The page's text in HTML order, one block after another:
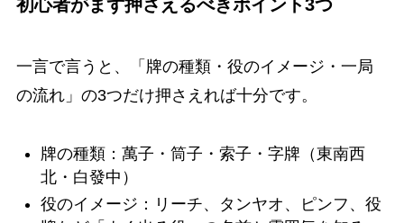
初心者がまず押さえるべきポイント3つ
一言で言うと、「牌の種類・役のイメージ・一局
の流れ」の3つだけ押さえれば十分です。
牌の種類：萬子・筒子・索子・字牌（東南西
北・白發中）
役のイメージ：リーチ、タンヤオ、ピンフ、役